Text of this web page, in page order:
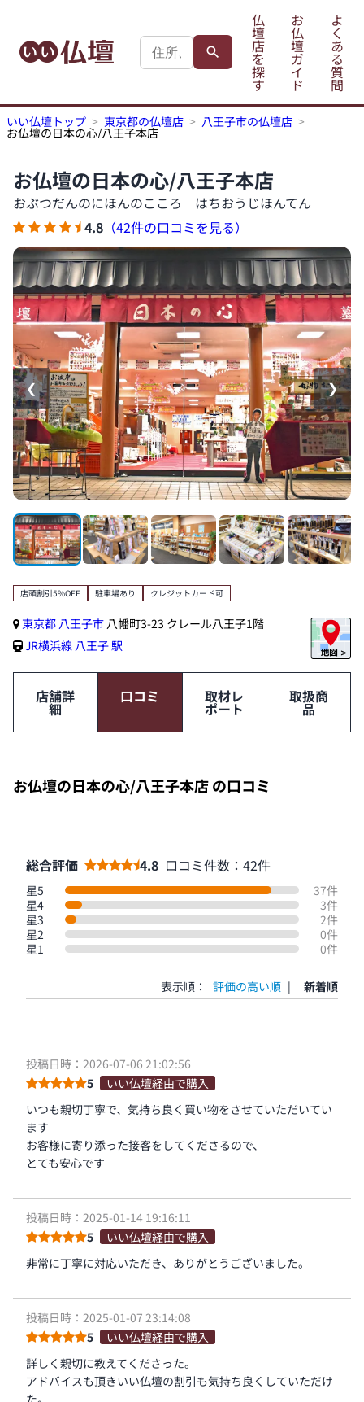
仏
壇
店
を
探
す
お
仏
壇
ガ
イ
ド
よ
く
あ
る
質
問
いい仏壇トップ 東京都の仏壇店 八王子市の仏壇店
お仏壇の日本の心/八王子本店
お仏壇の日本の心/八王子本店
おぶつだんのにほんのこころ はちおうじほんてん
4.8 （42件の口コミを見る）
❮ ❯
店頭割引5%OFF 駐車場あり クレジットカード可
東京都 八王子市 八幡町3-23 クレール八王子1階
JR横浜線 八王子 駅
店舗詳
細
口コミ 取材レ
ポート
取扱商
品
お仏壇の日本の心/八王子本店 の口コミ
総合評価 4.8 口コミ件数：42件
星5
37件
星4
3件
星3
2件
星2
0件
星1
0件
表示順： 評価の高い順 | 新着順
投稿日時：2026-07-06 21:02:56
5
いい仏壇経由で購入
いつも親切丁寧で、気持ち良く買い物をさせていただいてい
ます
お客様に寄り添った接客をしてくださるので、
とても安心です
投稿日時：2025-01-14 19:16:11
5
いい仏壇経由で購入
非常に丁寧に対応いただき、ありがとうございました。
投稿日時：2025-01-07 23:14:08
5
いい仏壇経由で購入
詳しく親切に教えてくださった。
アドバイスも頂きいい仏壇の割引も気持ち良くしていただけ
た。